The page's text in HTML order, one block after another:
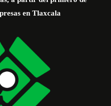
en Tlaxcala